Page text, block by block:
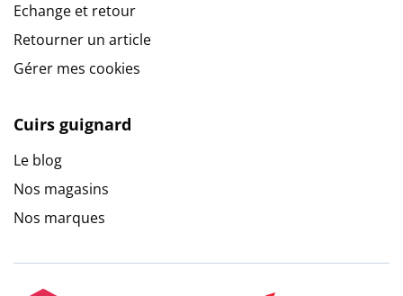
Echange et retour
Retourner un article
Gérer mes cookies
Cuirs guignard
Le blog
Nos magasins
Nos marques